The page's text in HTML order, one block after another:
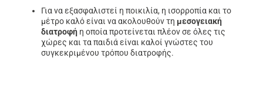
Για να εξασφαλιστεί η ποικιλία, η ισορροπία και το
μέτρο καλό είναι να ακολουθούν τη μεσογειακή
διατροφήη οποία προτείνεται πλέον σε όλες τις
χώρες και τα παιδιά είναι καλοί γνώστες του
συγκεκριμένου τρόπου διατροφής.